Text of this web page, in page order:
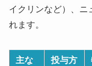
イクリンなど）、ニ
れます。
主な
投与方